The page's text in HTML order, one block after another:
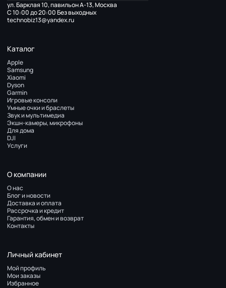
ул. Барклая 10, павильон А-13, Москва
С 10:00 до 20:00 Без выходных
technobiz13@yandex.ru
Каталог
Apple
Samsung
Xiaomi
Dyson
Garmin
Игровые консоли
Умные очки и браслеты
Звук и мультимедиа
Экшн-камеры, микрофоны
Для дома
DJI
Услуги
О компании
О нас
Блог и новости
Доставка и оплата
Рассрочка и кредит
Гарантия, обмен и возврат
Контакты
Личный кабинет
Мой профиль
Мои заказы
Избранное